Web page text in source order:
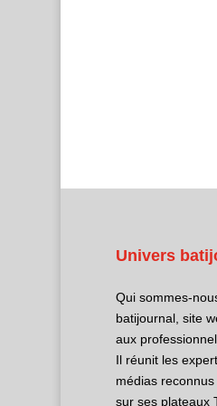
Univers
Qui sommes-
batijournal, site
aux
Il réunit les
médias
sur ses plateaux